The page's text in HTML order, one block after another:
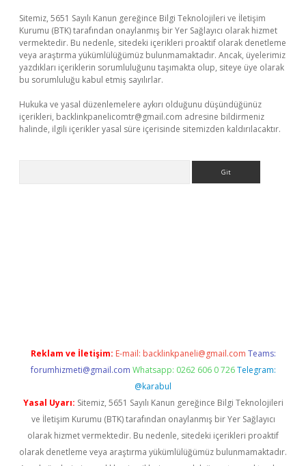
Sitemiz, 5651 Sayılı Kanun gereğince Bilgi Teknolojileri ve İletişim
Kurumu (BTK) tarafından onaylanmış bir Yer Sağlayıcı olarak hizmet
vermektedir. Bu nedenle, sitedeki içerikleri proaktif olarak denetleme
veya araştırma yükümlülüğümüz bulunmamaktadır. Ancak, üyelerimiz
yazdıkları içeriklerin sorumluluğunu taşımakta olup, siteye üye olarak
bu sorumluluğu kabul etmiş sayılırlar.
Hukuka ve yasal düzenlemelere aykırı olduğunu düşündüğünüz
içerikleri, backlinkpanelicomtr@gmail.com adresine bildirmeniz
halinde, ilgili içerikler yasal süre içerisinde sitemizden kaldırılacaktır.
Reklam ve İletişim: E-mail: backlinkpaneli@gmail.com Teams:
forumhizmeti@gmail.com Whatsapp: 0262 606 0 726 Telegram:
@karabul
Yasal Uyarı: Sitemiz, 5651 Sayılı Kanun gereğince Bilgi Teknolojileri
ve İletişim Kurumu (BTK) tarafından onaylanmış bir Yer Sağlayıcı
olarak hizmet vermektedir. Bu nedenle, sitedeki içerikleri proaktif
olarak denetleme veya araştırma yükümlülüğümüz bulunmamaktadır.